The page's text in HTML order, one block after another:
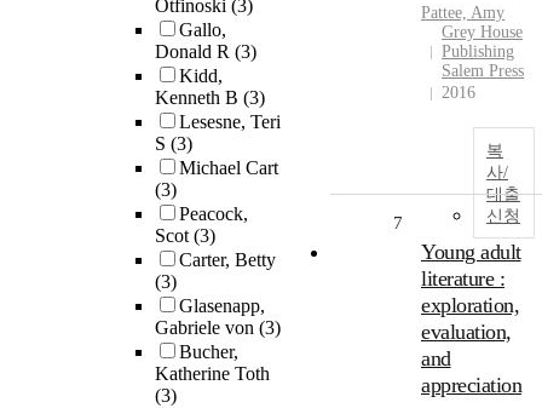
Otfinoski (3)
Gallo,
Donald R (3)
Kidd,
Kenneth B (3)
Lesesne, Teri
S (3)
Michael Cart
(3)
Peacock,
Scot(3)
Carter, Betty
(3)
Glasenapp,
Gabriele von (3)
Bucher,
Katherine Toth
(3)
Pattee, Amy
Grey House
Publishing
Salem Press
2016
복
사/
대출
신청
7
Young adult
literature :
exploration,
evaluation,
and
appreciation